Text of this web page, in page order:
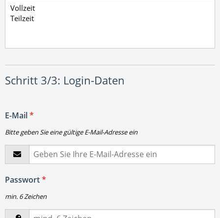
Schritt 3/3: Login-Daten
E-Mail*
Bitte geben Sie eine gültige E-Mail-Adresse ein
Passwort*
min. 6 Zeichen